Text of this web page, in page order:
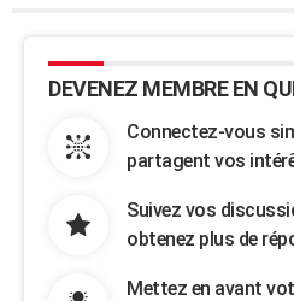
DEVENEZ MEMBRE EN
Connectez-vous
partagent vos
Suivez vos
obtenez plus de
Mettez en avant